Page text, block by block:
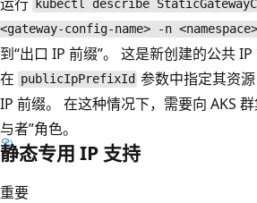
kubectl describe
<gateway-config-name> -n <namespace>
到“出口 IP 前缀”。 这是新创建的公共
在 publicIpPrefixId 参数中指定其资
IP 前缀。 在这种情况下，需要向 AKS
与者”角色。
静态专用 IP 支持
重要